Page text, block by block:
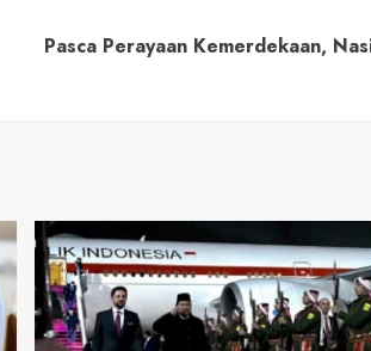
Pasca Perayaan Kemerdekaan,